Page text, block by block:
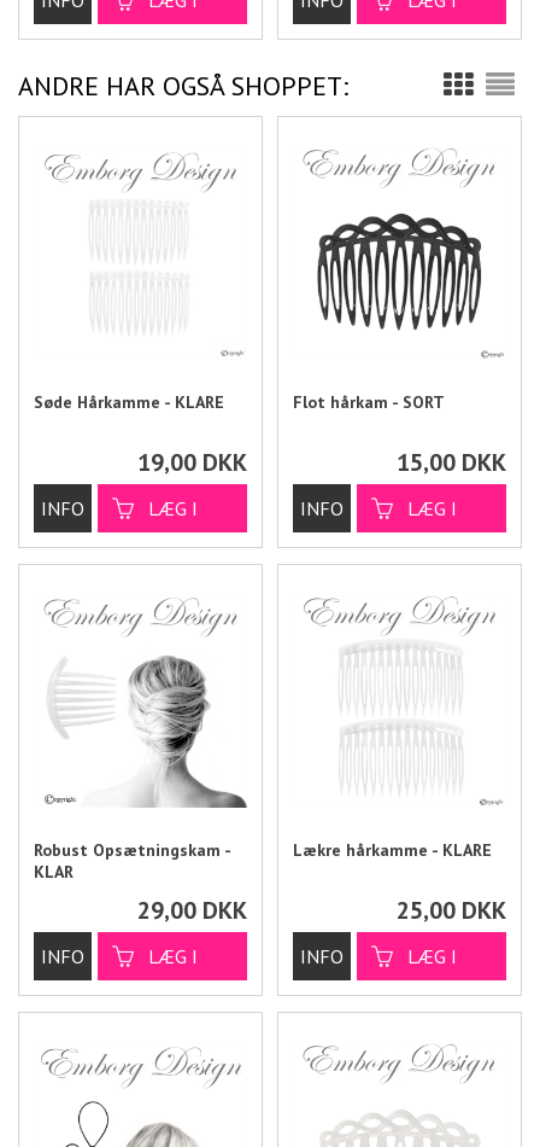
ANDRE HAR OGSÅ SHOPPET:
Søde Hårkamme - KLARE
19,00 DKK
Flot hårkam - SORT
15,00 DKK
Robust Opsætningskam -
KLAR
29,00 DKK
Lækre hårkamme - KLARE
25,00 DKK